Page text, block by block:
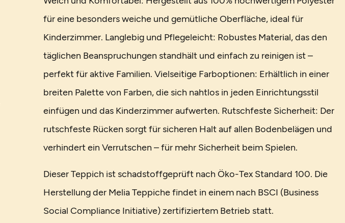
für eine besonders weiche und gemütliche Oberfläche, ideal für
Kinderzimmer. Langlebig und Pflegeleicht: Robustes Material, das den
täglichen Beanspruchungen standhält und einfach zu reinigen ist –
perfekt für aktive Familien. Vielseitige Farboptionen: Erhältlich in einer
breiten Palette von Farben, die sich nahtlos in jeden Einrichtungsstil
einfügen und das Kinderzimmer aufwerten. Rutschfeste Sicherheit: Der
rutschfeste Rücken sorgt für sicheren Halt auf allen Bodenbelägen und
verhindert ein Verrutschen – für mehr Sicherheit beim Spielen.
Dieser Teppich ist schadstoffgeprüft nach Öko-Tex Standard 100. Die
Herstellung der Melia Teppiche findet in einem nach BSCI (Business
Social Compliance Initiative) zertifiziertem Betrieb statt.